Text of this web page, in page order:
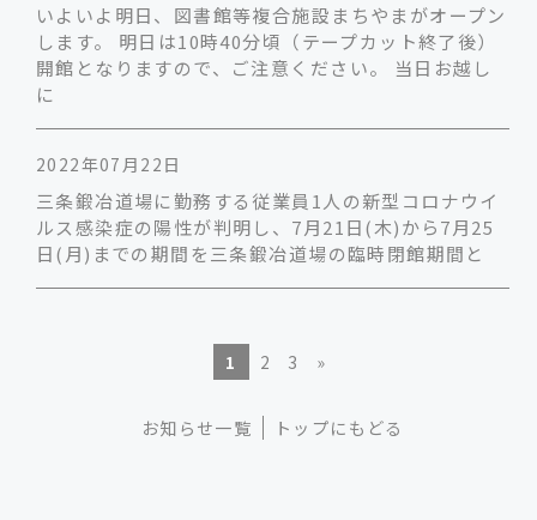
いよいよ明日、図書館等複合施設まちやまがオープン
します。 明日は10時40分頃（テープカット終了後）
開館となりますので、ご注意ください。 当日お越し
に
2022年07月22日
三条鍛冶道場に勤務する従業員1人の新型コロナウイ
ルス感染症の陽性が判明し、7月21日(木)から7月25
日(月)までの期間を三条鍛冶道場の臨時閉館期間と
1 2 3 »
お知らせ一覧 トップにもどる